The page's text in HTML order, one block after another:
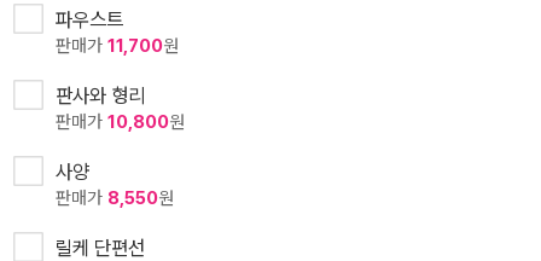
파우스트
판매가 11,700원
판사와 형리
판매가 10,800원
사양
판매가 8,550원
릴케 단편선